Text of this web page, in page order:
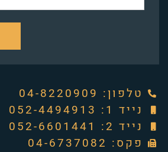
טלפון: ‭04-8220909‬
נייד 1: 052-4494913
נייד 2: 052-6601441
פקס: 04-6737082